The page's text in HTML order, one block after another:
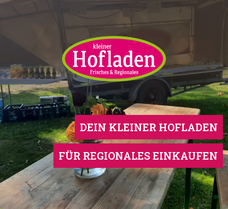
Skip
DEIN KLEINER HOFLADEN
FÜR REGIONALES EINKAUFEN